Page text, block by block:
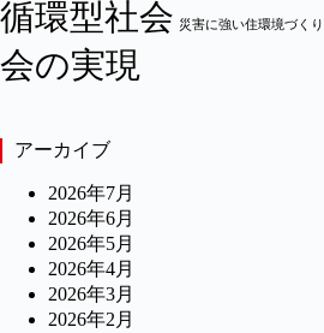
循環型社会 災害に強い住環境づくり
会の実現
アーカイブ
2026年7月
2026年6月
2026年5月
2026年4月
2026年3月
2026年2月